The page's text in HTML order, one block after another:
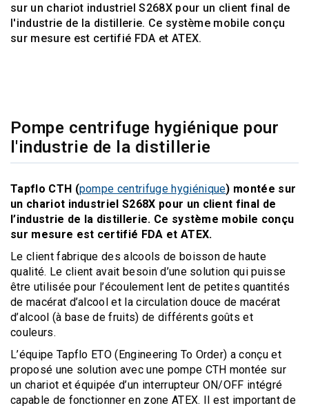
sur un chariot industriel S268X pour un client final de
l'industrie de la distillerie. Ce système mobile conçu
sur mesure est certifié FDA et ATEX.
Pompe centrifuge hygiénique pour
l'industrie de la distillerie
Tapflo CTH (pompe centrifuge hygiénique) montée sur
un chariot industriel S268X pour un client final de
l’industrie de la distillerie. Ce système mobile conçu
sur mesure est certifié FDA et ATEX.
Le client fabrique des alcools de boisson de haute
qualité. Le client avait besoin d’une solution qui puisse
être utilisée pour l’écoulement lent de petites quantités
de macérat d’alcool et la circulation douce de macérat
d’alcool (à base de fruits) de différents goûts et
couleurs.
L’équipe Tapflo ETO (Engineering To Order) a conçu et
proposé une solution avec une pompe CTH montée sur
un chariot et équipée d’un interrupteur ON/OFF intégré
capable de fonctionner en zone ATEX. Il est important de